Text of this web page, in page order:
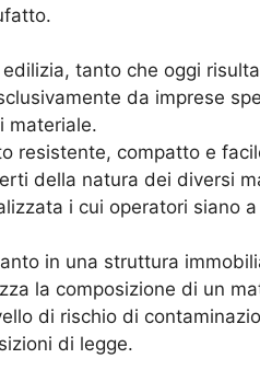
tanto che oggi
da imprese
materiale.
resistente, compatto e
della natura dei diversi
i cui operatori siano
in una struttura
la composizione di un
di rischio di
di legge.